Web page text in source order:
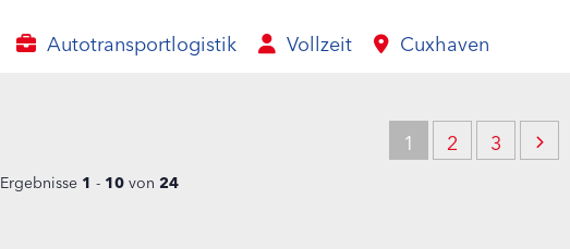
Autotransportlogistik Vollzeit Cuxhaven
1 2 3
Ergebnisse 1 - 10 von 24